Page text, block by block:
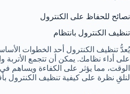
نصائح للحفاظ على الكنترول
تنظيف الكنترول بانتظام
يُعدُّ تنظيف الكنترول أحد الخطوات
على أداء نظامك. يمكن أن تتجمع الأتربة
الوقت، مما يؤثر على الكفاءة
لنلقِ نظرة على كيفية تنظيف الكنترول